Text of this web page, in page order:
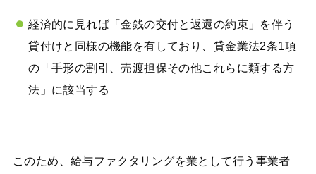
経済的に見れば「金銭の交付と返還の約束」を伴う
貸付けと同様の機能を有しており、貸金業法2条1項
の「手形の割引、売渡担保その他これらに類する方
法」に該当する
このため、給与ファクタリングを業として行う事業者